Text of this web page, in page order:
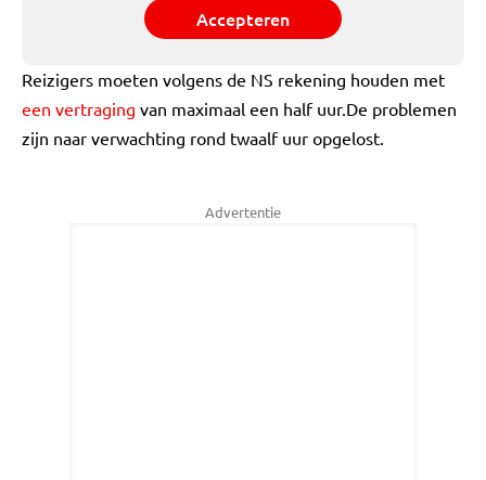
Accepteren
Reizigers moeten volgens de NS rekening houden met
een vertraging van maximaal een half uur.De problemen
zijn naar verwachting rond twaalf uur opgelost.
Advertentie